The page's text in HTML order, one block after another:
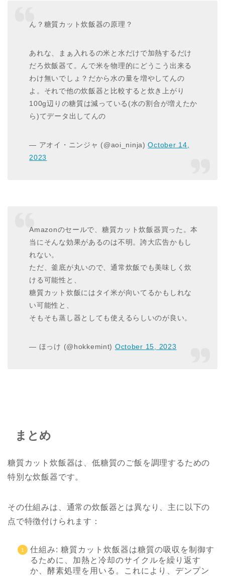
ん？糖質カット炊飯器の原理？
あれな、まぁ入れるの米と水だけで加熱するだけ
だろ炊飯器て。んで米を物理的にどうこう出来る
わけ無いでしょ？だから水の量を増やしてんの
よ。それで他の炊飯器と比較すると炊き上がり
100g辺りの糖質は減っている(水の割合が増えたか
ら)てデータ出してんの
— アオイ・ニンジャ (@aoi_ninja)October 14,
2023
Amazonのセールで、糖質カット炊飯器買った。本
当にそんな効果があるのは不明。誇大広告かもし
れない。
ただ、釜底が丸いので、通常炊飯でも美味しく炊
ける可能性と、
糖質カット炊飯にはタイ米が向いてるかもしれな
い可能性と、
そもそも蒸し器としても使えるらしいのが良い。
— ほっけ (@hokkemint) October 15, 2023
まとめ
糖質カット炊飯器は、低糖質のご飯を調理するための
特別な炊飯器です。
その仕組みは、通常の炊飯器とは異なり、主に以下の
点で特徴付けられます：
仕組み: 糖質カット炊飯器は糖質の吸収を制御す
るために、加熱と冷却のサイクルを繰り返す
か、酵素処理を用いる。これにより、デンプン